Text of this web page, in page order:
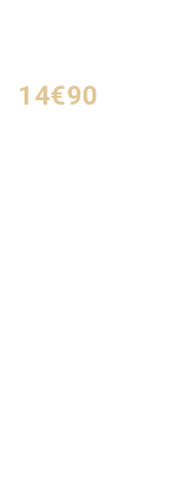
14€90